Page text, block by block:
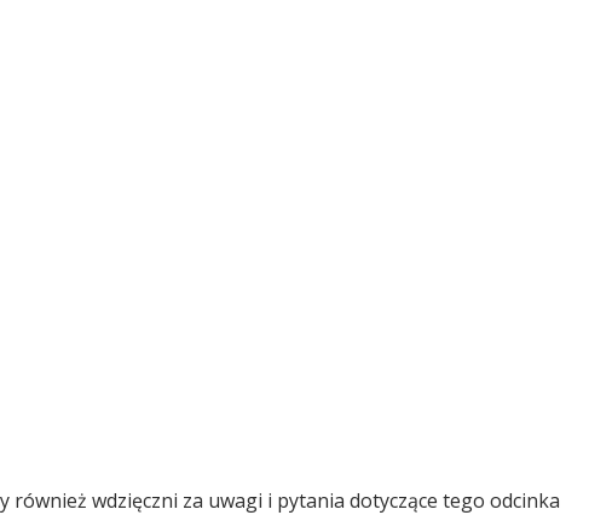
również wdzięczni za uwagi i pytania dotyczące tego odcinka